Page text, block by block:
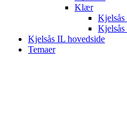
Klær
Kjelsås IL hovedside
Temaer